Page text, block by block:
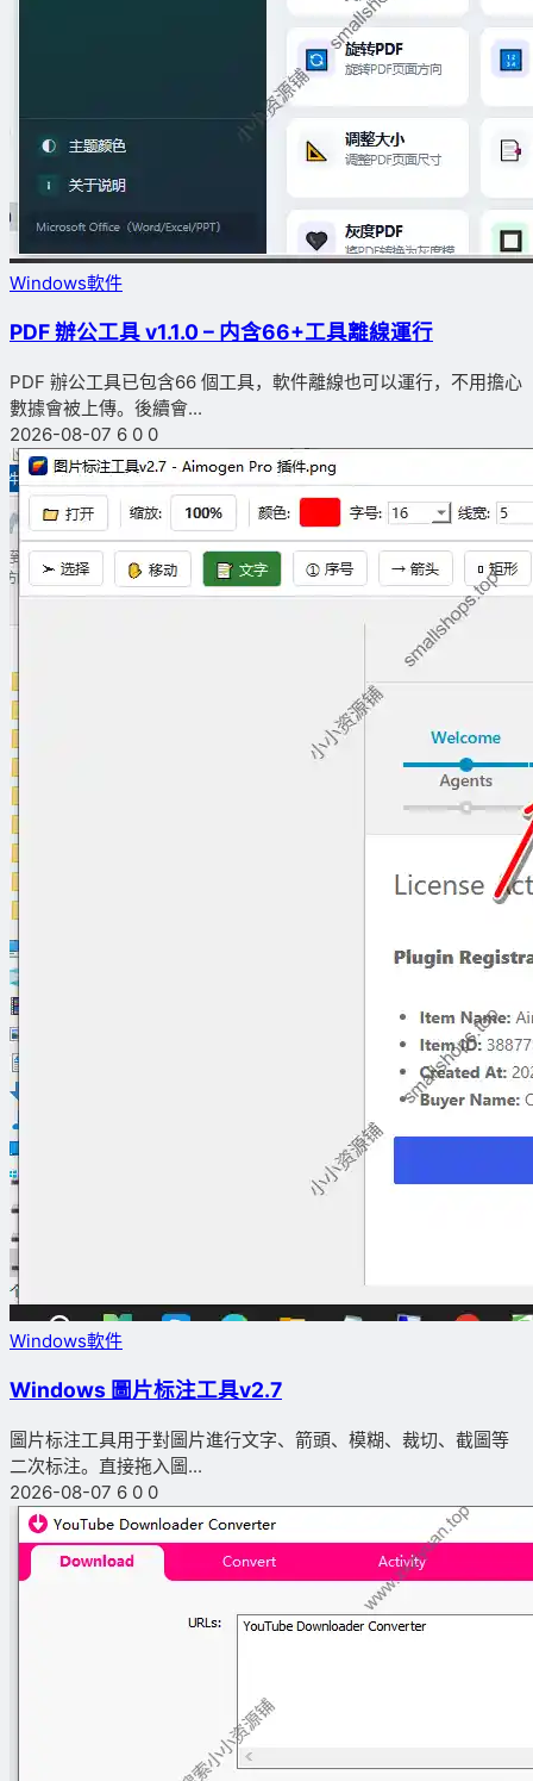
Windows軟件
PDF 辦公工具 v1.1.0 – 内含66+工具離線運行
PDF 辦公工具已包含66 個工具，軟件離線也可以運行，不用擔心
數據會被上傳。後續會...
2026-08-07 6 0 0
Windows軟件
Windows 圖片标注工具v2.7
圖片标注工具用于對圖片進行文字、箭頭、模糊、裁切、截圖等
二次标注。直接拖入圖...
2026-08-07 6 0 0